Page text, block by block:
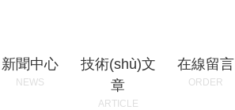
新聞中心
NEWS
技術(shù)文
章
ARTICLE
在線留言
ORDER